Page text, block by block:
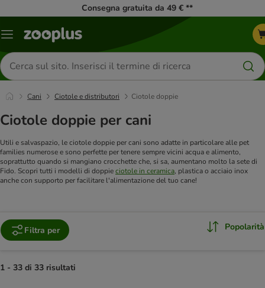
Consegna gratuita da 49 € **
Overview
Cerca
prodotti
Cani Ciotole e distributori Ciotole doppie
Ciotole doppie per cani
Utili e salvaspazio, le ciotole doppie per cani sono adatte in particolare alle pet
families numerose e sono perfette per tenere sempre vicini acqua e alimento,
soprattutto quando si mangiano crocchette che, si sa, aumentano molto la sete di
Fido. Scopri tutti i modelli di doppieciotole in ceramica, plastica o acciaio inox
anche con supporto per facilitare l'alimentazione del tuo cane!
Filtra per Popolarità
1 - 33 di 33 risultati